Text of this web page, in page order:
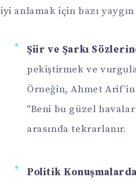
iyi anlamak için bazı
Şiir ve Şarkı
pekiştirmek ve
Örneğin, Ahmet
"Beni bu güzel
arasında tekrarlanır.
Politik